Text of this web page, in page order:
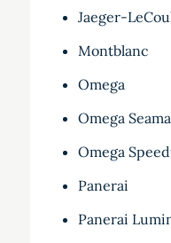
Jaeger-
Montblanc
Omega
Omega
Omega
Panerai
Panerai